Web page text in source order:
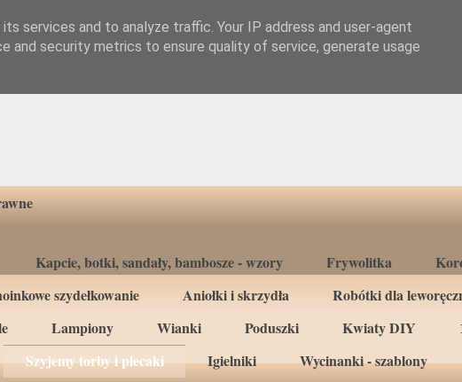
Kapcie, botki, sandały, bambosze - wzory Frywolitka
szydełkowanie Aniołki i skrzydła Robótki dla
Lampiony Wianki Poduszki Kwiaty DIY
Szyjemy torby i plecaki Igielniki Wycinanki - szablony
services and to analyze traffic. Your IP address and user-agent
and security metrics to ensure quality of service, generate usage